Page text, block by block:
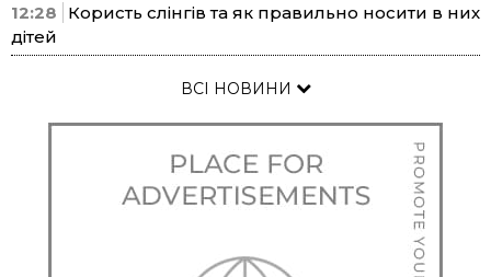
12:28
Користь слінгів та як правильно носити в них
дітей
ВСІ НОВИНИ